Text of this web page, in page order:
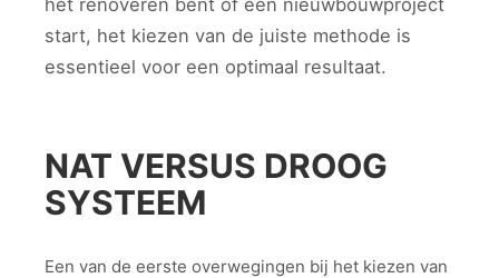
het renoveren bent of een nieuwbouwproject
start, het kiezen van de juiste methode is
essentieel voor een optimaal resultaat.
NAT VERSUS DROOG
SYSTEEM
Een van de eerste overwegingen bij het kiezen van